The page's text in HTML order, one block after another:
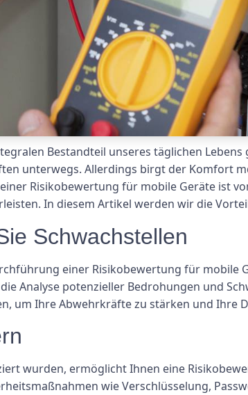
Bestandteil unseres täglichen
unterwegs. Allerdings birgt der Komfort
Risikobewertung für mobile Geräte ist
In diesem Artikel werden wir die
Schwachstellen
einer Risikobewertung für mobile
Analyse potenzieller Bedrohungen und
um Ihre Abwehrkräfte zu stärken und Ihre
wurden, ermöglicht Ihnen eine
wie Verschlüsselung,